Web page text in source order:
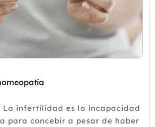
La infertilidad es la incapacidad
para concebir a pesar de haber